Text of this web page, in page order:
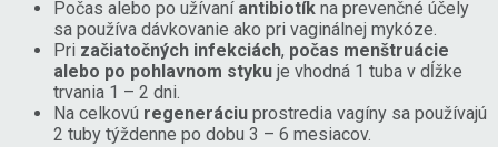
Počas alebo po užívaní antibiotík na prevenčné účely
sa používa dávkovanie ako pri vaginálnej mykóze.
Pri začiatočných infekciách, počas menštruácie
alebo po pohlavnom styku je vhodná 1 tuba v dĺžke
trvania 1 – 2 dni.
Na celkovú regeneráciu prostredia vagíny sa používajú
2 tuby týždenne po dobu 3 – 6 mesiacov.